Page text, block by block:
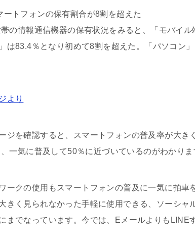
ートフォンの保有割合が8割を超えた
の情報通信機器の保有状況をみると、「モバイ
は83.4％となり初めて8割を超えた。「パソコン
より
ジを確認すると、スマートフォンの普及率が大き
一気に普及して50％に近づいているのがわかりま
ークの使用もスマートフォンの普及に一気に拍車
きく見られなかった手軽に使用できる、ソーシャ
までなっています。今では、EメールよりもLINE